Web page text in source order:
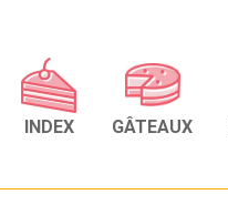
INDEX GÂTEAUX